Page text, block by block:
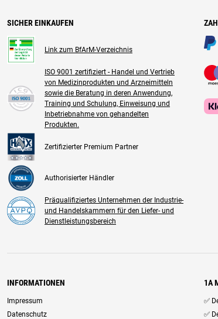
SICHER EINKAUFEN
Link zum BfArM-Verzeichnis
ISO 9001 zertifiziert - Handel und Vertrieb
von Medizinprodukten und Arzneimitteln
sowie die Beratung in deren Anwendung,
Training und Schulung, Einweisung und
Inbetriebnahme von gehandelten
Produkten.
Zertifizierter Premium Partner
Authorisierter Händler
Präqualifiziertes Unternehmen der Industrie-
und Handelskammern für den Liefer- und
Dienstleistungsbereich
INFORMATIONEN
Impressum
Datenschutz
1A
✅
✅